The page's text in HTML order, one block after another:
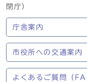
閉庁）
庁舎案内
市役所への交通案内
よくあるご質問（